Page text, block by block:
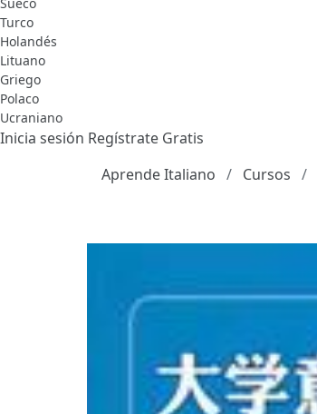
Turco
Holandés
Lituano
Griego
Polaco
Ucraniano
Inicia sesión Regístrate Gratis
Aprende Italiano
Cursos